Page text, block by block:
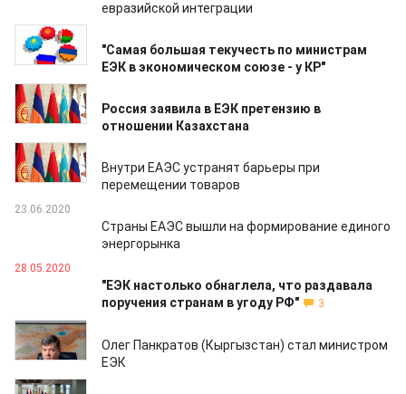
евразийской интеграции
15.09.2020
"Самая большая текучесть по министрам
ЕЭК в экономическом союзе - у КР"
03.09.2020
Россия заявила в ЕЭК претензию в
отношении Казахстана
12.08.2020
Внутри ЕАЭС устранят барьеры при
перемещении товаров
23.06.2020
Страны ЕАЭС вышли на формирование единого
энергорынка
28.05.2020
"ЕЭК настолько обнаглела, что раздавала
поручения странам в угоду РФ"
3
24.04.2020
Олег Панкратов (Кыргызстан) стал министром
ЕЭК
04.04.2020